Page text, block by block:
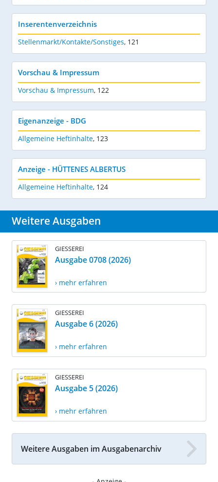
Inserentenverzeichnis
Stellenmarkt/Kontakte/Sonstiges, 121
Vorschau & Impressum
Vorschau & Impressum, 122
Eigenanzeige - BDG
Allgemeine Heftinhalte, 123
Anzeige - HÜTTENES ALBERTUS
Allgemeine Heftinhalte, 124
Weitere Ausgaben
GIESSEREI
Ausgabe 0708 (2026)
› mehr erfahren
GIESSEREI
Ausgabe 6 (2026)
› mehr erfahren
GIESSEREI
Ausgabe 5 (2026)
› mehr erfahren
Weitere Ausgaben im Ausgabenarchiv